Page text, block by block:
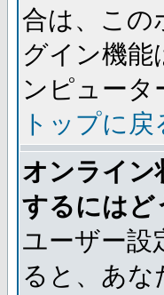
合は、この
グイン機能
ンピュータ
トップに戻
オンライン
するにはど
ユーザー設
ると、あな